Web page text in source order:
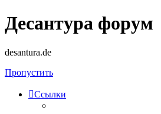
Десантура форум
desantura.de
Пропустить
Ссылки